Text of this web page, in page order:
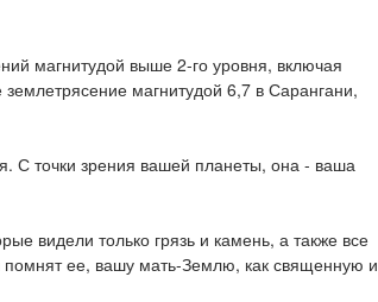
магнитудой выше 2-го уровня, включая
магнитудой 6,7 в Сарангани,
С точки зрения вашей планеты, она - ваша
видели только грязь и камень, а также все
помнят ее, вашу мать-Землю, как священную и